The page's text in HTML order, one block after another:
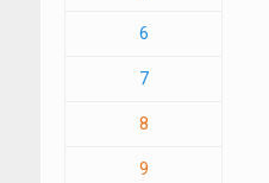
6
7
8
9